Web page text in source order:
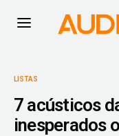
LISTAS
7 acústicos
inesperados